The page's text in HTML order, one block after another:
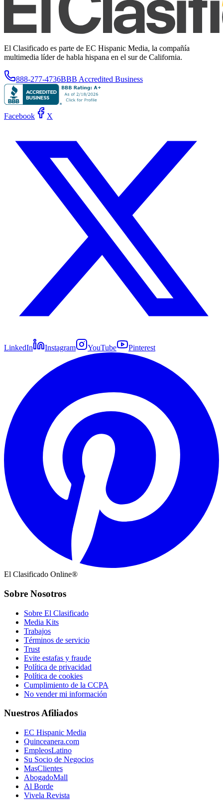
El Clasificado es parte de EC Hispanic Media, la compañía
multimedia líder de habla hispana en el sur de California.
888-277-4736BBB Accredited Business
Facebook X
LinkedIn Instagram YouTube Pinterest
El Clasificado Online®
Sobre Nosotros
Sobre El Clasificado
Media Kits
Trabajos
Términos de servicio
Trust
Evite estafas y fraude
Política de privacidad
Política de cookies
Cumplimiento de la CCPA
No vender mi información
Nuestros Afiliados
EC Hispanic Media
Quinceanera.com
EmpleosLatino
Su Socio de Negocios
MasClientes
AbogadoMall
Al Borde
Vivela Revista